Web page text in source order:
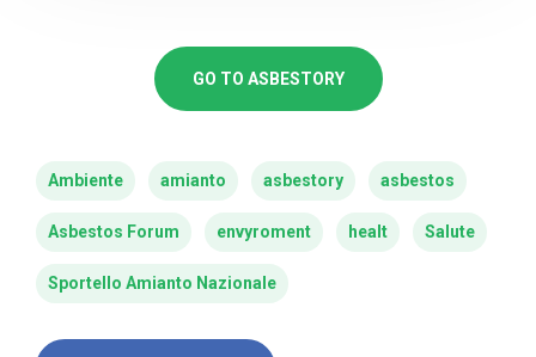
GO TO ASBESTORY
Ambiente amianto asbestory asbestos
Asbestos Forum envyroment healt Salute
Sportello Amianto Nazionale